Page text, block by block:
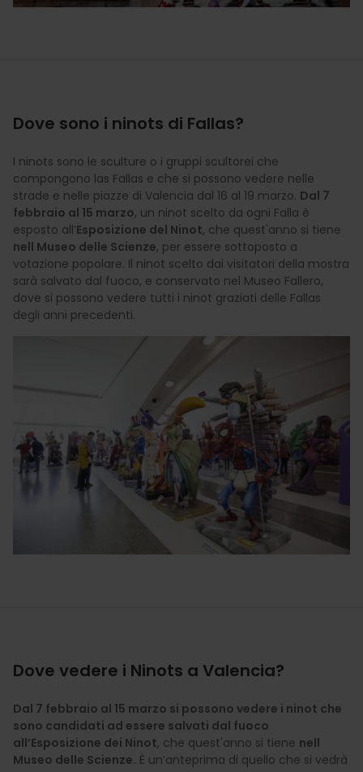
Dove sono i ninots di Fallas?
I ninots sono le sculture o i gruppi scultorei che
compongono las Fallas e che si possono vedere nelle
strade e nelle piazze di Valencia dal 16 al 19 marzo. Dal 7
febbraio al 15 marzo, un ninot scelto da ogni Falla è
esposto all’Esposizione del Ninot, che quest'anno si tiene
nell Museo delle Scienze, per essere sottoposto a
votazione popolare. Il ninot scelto dai visitatori della mostra
sarà salvato dal fuoco, e conservato nel Museo Fallero,
dove si possono vedere tutti i ninot graziati delle Fallas
degli anni precedenti.
Dove vedere i Ninots a Valencia?
Dal 7 febbraio al 15 marzo si possono vedere i ninot che
sono candidati ad essere salvati dal fuoco
all’Esposizione dei Ninot, che quest'anno si tiene nell
Museo delle Scienze. È un’anteprima di quello che si vedrà